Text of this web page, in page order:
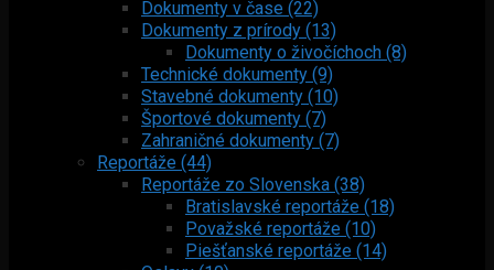
Dokumenty v čase (22)
Dokumenty z prírody (13)
Dokumenty o živočíchoch (8)
Technické dokumenty (9)
Stavebné dokumenty (10)
Športové dokumenty (7)
Zahraničné dokumenty (7)
Reportáže (44)
Reportáže zo Slovenska (38)
Bratislavské reportáže (18)
Považské reportáže (10)
Piešťanské reportáže (14)